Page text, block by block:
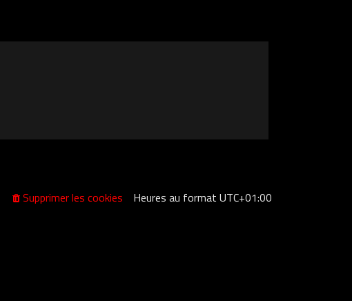
Heures au formatUTC+01:00
Supprimer les cookies